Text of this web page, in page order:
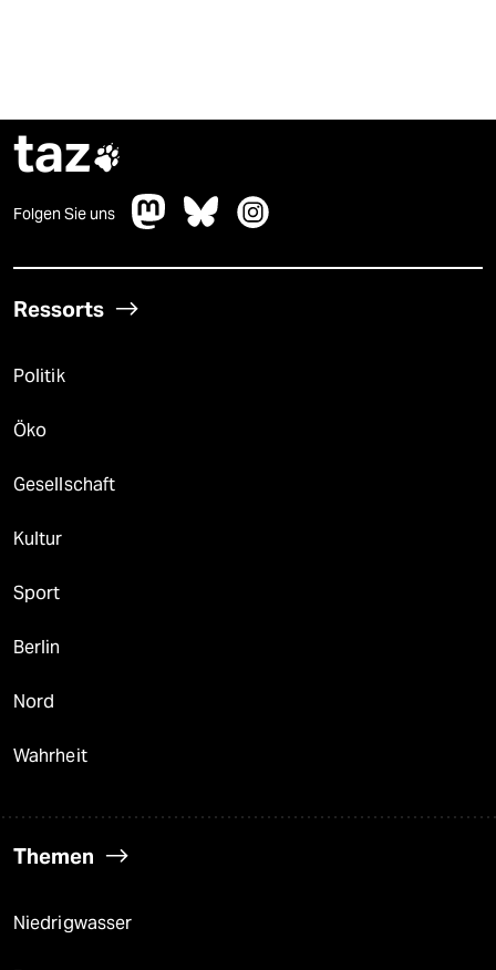
taz
Folgen Sie uns
Ressorts
Politik
Öko
Gesellschaft
Kultur
Sport
Berlin
Nord
Wahrheit
Themen
Niedrigwasser